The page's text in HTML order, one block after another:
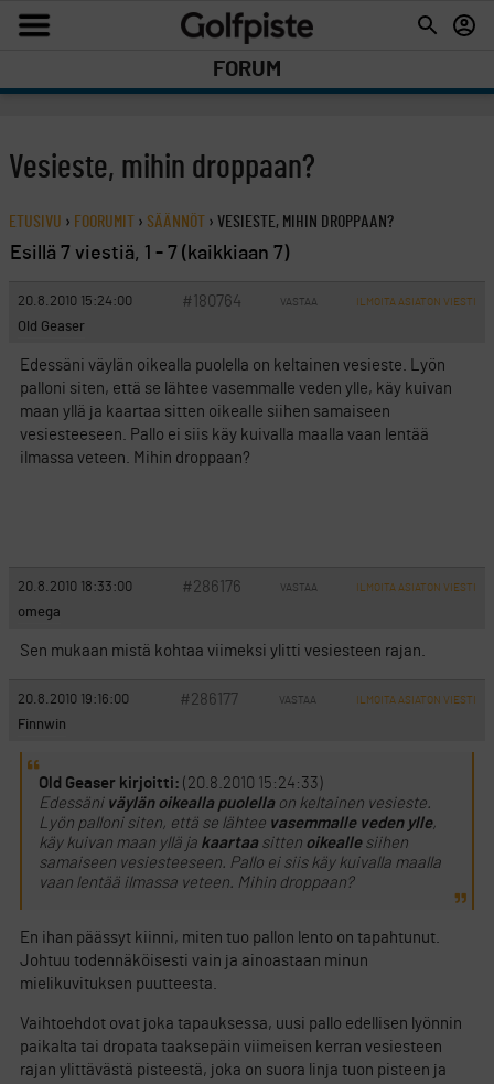
FORUM
Vesieste, mihin droppaan?
ETUSIVU › FOORUMIT › SÄÄNNÖT › VESIESTE, MIHIN DROPPAAN?
Esillä 7 viestiä, 1 - 7 (kaikkiaan 7)
20.8.2010 15:24:00 #180764 VASTAA ILMOITA ASIATON VIESTI
Old Geaser
Edessäni väylän oikealla puolella on keltainen vesieste. Lyön
palloni siten, että se lähtee vasemmalle veden ylle, käy kuivan
maan yllä ja kaartaa sitten oikealle siihen samaiseen
vesiesteeseen. Pallo ei siis käy kuivalla maalla vaan lentää
ilmassa veteen. Mihin droppaan?
20.8.2010 18:33:00 #286176 VASTAA ILMOITA ASIATON VIESTI
omega
Sen mukaan mistä kohtaa viimeksi ylitti vesiesteen rajan.
20.8.2010 19:16:00 #286177 VASTAA ILMOITA ASIATON VIESTI
Finnwin
Old Geaser kirjoitti: (20.8.2010 15:24:33)
Edessäni väylän oikealla puolellaon keltainen vesieste.
Lyön palloni siten, että se lähtee vasemmalle veden ylle,
käy kuivan maan yllä ja kaartaasitten oikeallesiihen
samaiseen vesiesteeseen. Pallo ei siis käy kuivalla maalla
vaan lentää ilmassa veteen. Mihin droppaan?
En ihan päässyt kiinni, miten tuo pallon lento on tapahtunut.
Johtuu todennäköisesti vain ja ainoastaan minun
mielikuvituksen puutteesta.
Vaihtoehdot ovat joka tapauksessa, uusi pallo edellisen lyönnin
paikalta tai dropata taaksepäin viimeisen kerran vesiesteen
rajan ylittävästä pisteestä, joka on suora linja tuon pisteen ja